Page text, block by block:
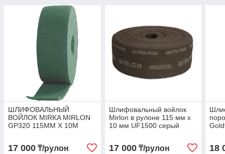
ШЛИФОВАЛЬНЫЙ
ВОЙЛОК MIRKA MIRLON
GP320 115ММ X 10М
17 000 ₸/рулон
Шлифовальный войлок
Mirlon в рулоне 115 мм x
10 мм UF1500 серый
17 000₸/рулон 18